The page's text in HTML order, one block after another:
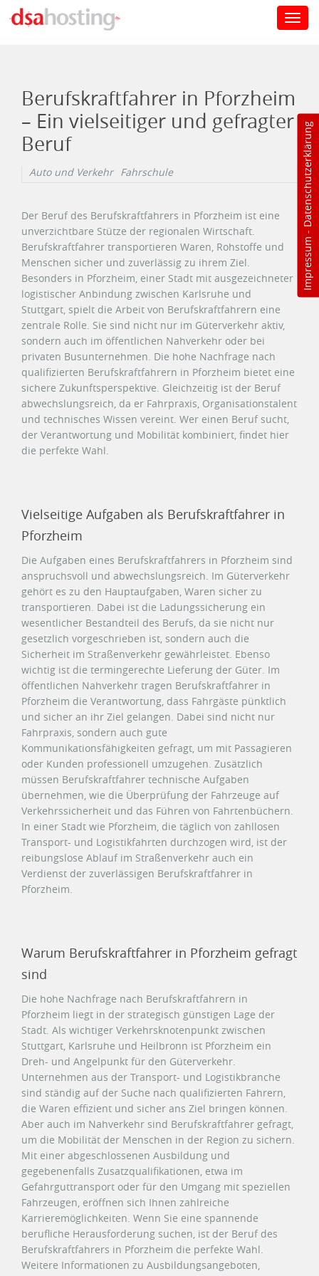
Impressum
-
Datenschutzerklärung
Berufskraftfahrer in Pforzheim
– Ein vielseitiger und gefragter
Beruf
Auto und Verkehr Fahrschule
Der Beruf des Berufskraftfahrers in Pforzheim ist eine
unverzichtbare Stütze der regionalen Wirtschaft.
Berufskraftfahrer transportieren Waren, Rohstoffe und
Menschen sicher und zuverlässig zu ihrem Ziel.
Besonders in Pforzheim, einer Stadt mit ausgezeichneter
logistischer Anbindung zwischen Karlsruhe und
Stuttgart, spielt die Arbeit von Berufskraftfahrern eine
zentrale Rolle. Sie sind nicht nur im Güterverkehr aktiv,
sondern auch im öffentlichen Nahverkehr oder bei
privaten Busunternehmen. Die hohe Nachfrage nach
qualifizierten Berufskraftfahrern in Pforzheim bietet eine
sichere Zukunftsperspektive. Gleichzeitig ist der Beruf
abwechslungsreich, da er Fahrpraxis, Organisationstalent
und technisches Wissen vereint. Wer einen Beruf sucht,
der Verantwortung und Mobilität kombiniert, findet hier
die perfekte Wahl.
Vielseitige Aufgaben als Berufskraftfahrer in
Pforzheim
Die Aufgaben eines Berufskraftfahrers in Pforzheim sind
anspruchsvoll und abwechslungsreich. Im Güterverkehr
gehört es zu den Hauptaufgaben, Waren sicher zu
transportieren. Dabei ist die Ladungssicherung ein
wesentlicher Bestandteil des Berufs, da sie nicht nur
gesetzlich vorgeschrieben ist, sondern auch die
Sicherheit im Straßenverkehr gewährleistet. Ebenso
wichtig ist die termingerechte Lieferung der Güter. Im
öffentlichen Nahverkehr tragen Berufskraftfahrer in
Pforzheim die Verantwortung, dass Fahrgäste pünktlich
und sicher an ihr Ziel gelangen. Dabei sind nicht nur
Fahrpraxis, sondern auch gute
Kommunikationsfähigkeiten gefragt, um mit Passagieren
oder Kunden professionell umzugehen. Zusätzlich
müssen Berufskraftfahrer technische Aufgaben
übernehmen, wie die Überprüfung der Fahrzeuge auf
Verkehrssicherheit und das Führen von Fahrtenbüchern.
In einer Stadt wie Pforzheim, die täglich von zahllosen
Transport- und Logistikfahrten durchzogen wird, ist der
reibungslose Ablauf im Straßenverkehr auch ein
Verdienst der zuverlässigen Berufskraftfahrer in
Pforzheim.
Warum Berufskraftfahrer in Pforzheim gefragt
sind
Die hohe Nachfrage nach Berufskraftfahrern in
Pforzheim liegt in der strategisch günstigen Lage der
Stadt. Als wichtiger Verkehrsknotenpunkt zwischen
Stuttgart, Karlsruhe und Heilbronn ist Pforzheim ein
Dreh- und Angelpunkt für den Güterverkehr.
Unternehmen aus der Transport- und Logistikbranche
sind ständig auf der Suche nach qualifizierten Fahrern,
die Waren effizient und sicher ans Ziel bringen können.
Aber auch im Nahverkehr sind Berufskraftfahrer gefragt,
um die Mobilität der Menschen in der Region zu sichern.
Mit einer abgeschlossenen Ausbildung und
gegebenenfalls Zusatzqualifikationen, etwa im
Gefahrguttransport oder für den Umgang mit speziellen
Fahrzeugen, eröffnen sich Ihnen zahlreiche
Karrieremöglichkeiten. Wenn Sie eine spannende
berufliche Herausforderung suchen, ist der Beruf des
Berufskraftfahrers in Pforzheim die perfekte Wahl.
Weitere Informationen zu Ausbildungsangeboten,